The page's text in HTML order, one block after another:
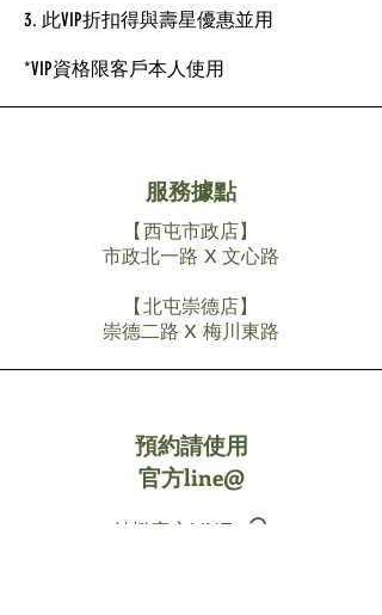
​3. 此VIP折扣得與壽星優惠並用
​*VIP資格限客戶本人使用
服務據點
【西屯市政店】
市政北一路 X 文心路
【北屯崇德店】
​崇德二路 X 梅川東路
預約請使用
官方line@
純橄官方LINE